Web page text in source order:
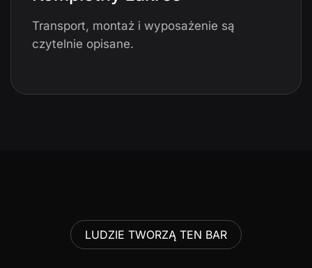
Transport, montaż i wyposażenie są
czytelnie opisane.
LUDZIE TWORZĄ TEN BAR